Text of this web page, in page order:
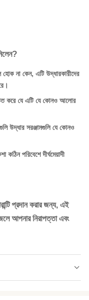
না কেন, এটি উদ্ধারকারীদের
করে যে এটি যে কোনও আলোর
উদ্ধার সরঞ্জামগুলি যে কোনও
পরিবেশে দীর্ঘমেয়াদী
প্রদান করার জন্য, এই
আপনার নিরাপত্তা এবং